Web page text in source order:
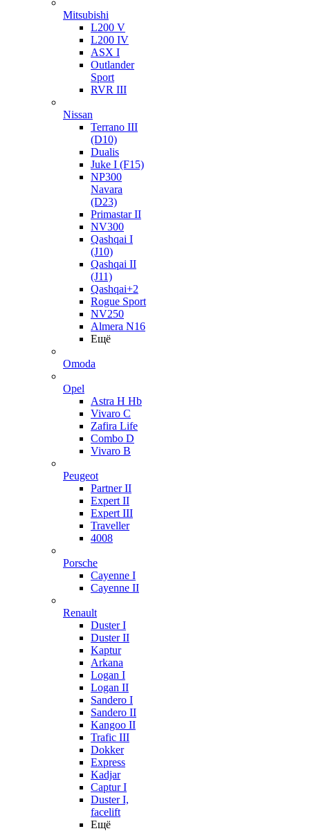
Mitsubishi
L200 V
L200 IV
ASX I
Outlander
Sport
RVR III
Nissan
Terrano III
(D10)
Dualis
Juke I (F15)
NP300
Navara
(D23)
Primastar II
NV300
Qashqai I
(J10)
Qashqai II
(J11)
Qashqai+2
Rogue Sport
NV250
Almera N16
Ещё
Omoda
Opel
Astra H Hb
Vivaro C
Zafira Life
Combo D
Vivaro B
Peugeot
Partner II
Expert II
Expert III
Traveller
4008
Porsche
Cayenne I
Cayenne II
Renault
Duster I
Duster II
Kaptur
Arkana
Logan I
Logan II
Sandero I
Sandero II
Kangoo II
Trafic III
Dokker
Express
Kadjar
Captur I
Duster I,
facelift
Ещё